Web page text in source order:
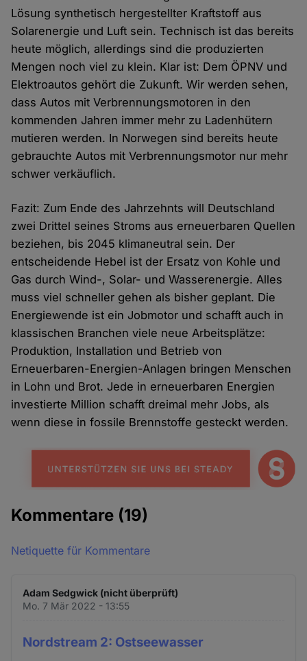
Lösung synthetisch hergestellter Kraftstoff aus
Solarenergie und Luft sein. Technisch ist das bereits
heute möglich, allerdings sind die produzierten
Mengen noch viel zu klein. Klar ist: Dem ÖPNV und
Elektroautos gehört die Zukunft. Wir werden sehen,
dass Autos mit Verbrennungsmotoren in den
kommenden Jahren immer mehr zu Ladenhütern
mutieren werden. In Norwegen sind bereits heute
gebrauchte Autos mit Verbrennungsmotor nur mehr
schwer verkäuflich.
Fazit: Zum Ende des Jahrzehnts will Deutschland
zwei Drittel seines Stroms aus erneuerbaren Quellen
beziehen, bis 2045 klimaneutral sein. Der
entscheidende Hebel ist der Ersatz von Kohle und
Gas durch Wind-, Solar- und Wasserenergie. Alles
muss viel schneller gehen als bisher geplant. Die
Energiewende ist ein Jobmotor und schafft auch in
klassischen Branchen viele neue Arbeitsplätze:
Produktion, Installation und Betrieb von
Erneuerbaren-Energien-Anlagen bringen Menschen
in Lohn und Brot. Jede in erneuerbaren Energien
investierte Million schafft dreimal mehr Jobs, als
wenn diese in fossile Brennstoffe gesteckt werden.
Kommentare (19)
Netiquette für Kommentare
Adam Sedgwick (nicht überprüft)
Mo. 7 Mär 2022 - 13:55
Nordstream 2: Ostseewasser